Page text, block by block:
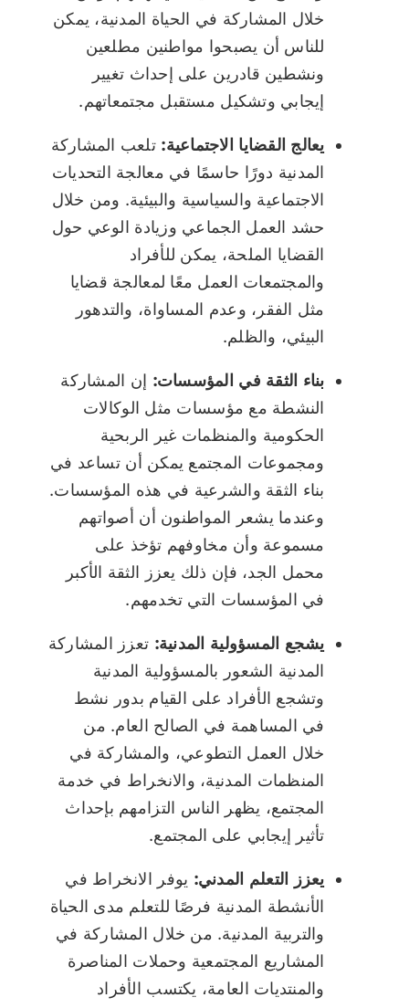
خلال المشاركة في الحياة المدنية، يمكن
للناس أن يصبحوا مواطنين مطلعين
ونشطين قادرين على إحداث تغيير
إيجابي وتشكيل مستقبل مجتمعاتهم.
يعالج القضايا الاجتماعية: تلعب المشاركة
المدنية دورًا حاسمًا في معالجة التحديات
الاجتماعية والسياسية والبيئية. ومن خلال
حشد العمل الجماعي وزيادة الوعي حول
القضايا الملحة، يمكن للأفراد
والمجتمعات العمل معًا لمعالجة قضايا
مثل الفقر، وعدم المساواة، والتدهور
البيئي، والظلم.
بناء الثقة في المؤسسات: إن المشاركة
النشطة مع مؤسسات مثل الوكالات
الحكومية والمنظمات غير الربحية
ومجموعات المجتمع يمكن أن تساعد في
بناء الثقة والشرعية في هذه المؤسسات.
وعندما يشعر المواطنون أن أصواتهم
مسموعة وأن مخاوفهم تؤخذ على
محمل الجد، فإن ذلك يعزز الثقة الأكبر
في المؤسسات التي تخدمهم.
يشجع المسؤولية المدنية: تعزز المشاركة
المدنية الشعور بالمسؤولية المدنية
وتشجع الأفراد على القيام بدور نشط
في المساهمة في الصالح العام. من
خلال العمل التطوعي، والمشاركة في
المنظمات المدنية، والانخراط في خدمة
المجتمع، يظهر الناس التزامهم بإحداث
تأثير إيجابي على المجتمع.
يعزز التعلم المدني: يوفر الانخراط في
الأنشطة المدنية فرصًا للتعلم مدى الحياة
والتربية المدنية. من خلال المشاركة في
المشاريع المجتمعية وحملات المناصرة
والمنتديات العامة، يكتسب الأفراد